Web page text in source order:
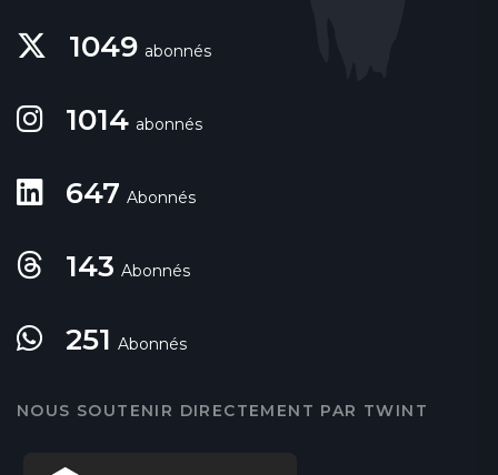
1049 abonnés
1014 abonnés
647 Abonnés
143 Abonnés
251 Abonnés
NOUS SOUTENIR DIRECTEMENT PAR TWINT